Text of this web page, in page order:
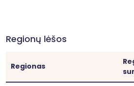
Regionų lėšos
Regionas